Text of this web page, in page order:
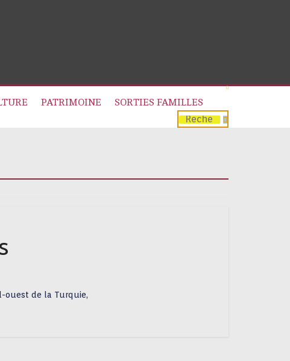
PATRIMOINE
SORTIES FAMILLES
ouest de la Turquie,